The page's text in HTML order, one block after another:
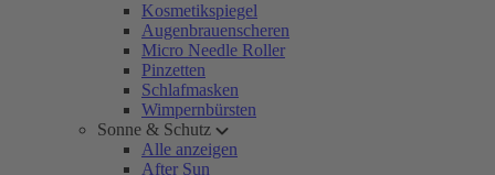
Kosmetikspiegel
Augenbrauenscheren
Micro Needle Roller
Pinzetten
Schlafmasken
Wimpernbürsten
Sonne & Schutz
Alle anzeigen
After Sun